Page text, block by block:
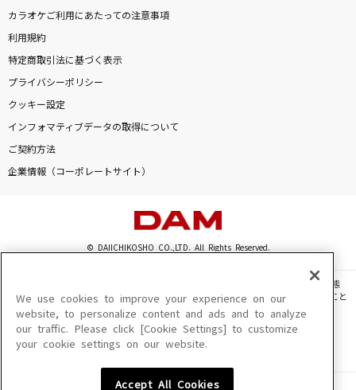
カラオケご利用にあたっての注意事項
利用規約
特定商取引法に基づく表示
プライバシーポリシー
クッキー設定
インフォマティブデータの取得について
ご契約方法
企業情報（コーポレートサイト）
© DAIICHIKOSHO CO.,LTD. All Rights Reserved.
このサイトに掲載されている一切の文章・画像・写真・動画・音声等を、手段や形態
を問わず、著作権法の定める範囲を超えて無断で複製、転載、ファイル化などすること
を禁じます。
楽曲及びコンテンツは、機種によりご利用いただけない場合があります。
楽曲及びコンテンツの配信日、配信内容が変更になる場合があります。
We use cookies to improve your experience on our
website, to personalize content and ads and to analyze
our traffic. Please click [Cookie Settings] to customize
your cookie settings on our website.
Accept All Cookies